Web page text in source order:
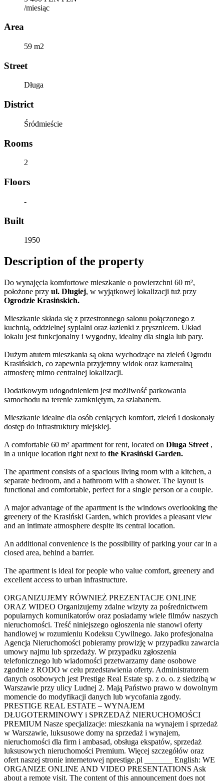
/miesiąc
Area
59 m2
Street
Długa
District
Śródmieście
Rooms
2
Floors
-
Built
1950
Description of the property
Do wynajęcia komfortowe mieszkanie o powierzchni 60 m²,
położone przy ul. Długiej, w wyjątkowej lokalizacji tuż przy
Ogrodzie Krasińskich.
Mieszkanie składa się z przestronnego salonu połączonego z
kuchnią, oddzielnej sypialni oraz łazienki z prysznicem. Układ
lokalu jest funkcjonalny i wygodny, idealny dla singla lub pary.
Dużym atutem mieszkania są okna wychodzące na zieleń Ogrodu
Krasińskich, co zapewnia przyjemny widok oraz kameralną
atmosferę mimo centralnej lokalizacji.
Dodatkowym udogodnieniem jest możliwość parkowania
samochodu na terenie zamkniętym, za szlabanem.
Mieszkanie idealne dla osób ceniących komfort, zieleń i doskonały
dostęp do infrastruktury miejskiej.
A comfortable 60 m² apartment for rent, located on Długa Street ,
in a unique location right next to the Krasiński Garden.
The apartment consists of a spacious living room with a kitchen, a
separate bedroom, and a bathroom with a shower. The layout is
functional and comfortable, perfect for a single person or a couple.
A major advantage of the apartment is the windows overlooking the
greenery of the Krasiński Garden, which provides a pleasant view
and an intimate atmosphere despite its central location.
An additional convenience is the possibility of parking your car in a
closed area, behind a barrier.
The apartment is ideal for people who value comfort, greenery and
excellent access to urban infrastructure.
ORGANIZUJEMY RÓWNIEŻ PREZENTACJE ONLINE
ORAZ WIDEO Organizujemy zdalne wizyty za pośrednictwem
popularnych komunikatorów oraz posiadamy wiele filmów naszych
nieruchomości. Treść niniejszego ogłoszenia nie stanowi oferty
handlowej w rozumieniu Kodeksu Cywilnego. Jako profesjonalna
Agencja Nieruchomości pobieramy prowizję w przypadku zawarcia
umowy najmu lub sprzedaży. W przypadku zgłoszenia
telefonicznego lub wiadomości przetwarzamy dane osobowe
zgodnie z RODO w celu przedstawienia oferty. Administratorem
danych osobowych jest Prestige Real Estate sp. z o. o. z siedzibą w
Warszawie przy ulicy Ludnej 2. Mają Państwo prawo w dowolnym
momencie do modyfikacji danych lub wycofania zgody.
PRESTIGE REAL ESTATE – WYNAJEM
DŁUGOTERMINOWY i SPRZEDAŻ NIERUCHOMOŚCI
PREMIUM Nasze specjalizacje: mieszkania na wynajem i sprzedaż
w Warszawie, luksusowe domy na sprzedaż i wynajem,
nieruchomości dla firm i ambasad, obsługa ekspatów, sprzedaż
luksusowych nieruchomości Premium. Więcej szczegółów oraz
ofert naszej stronie internetowej nprestige.pl _______ English: WE
ORGANIZE ONLINE AND VIDEO PRESENTATIONS Ask
about a remote visit. The content of this announcement does not